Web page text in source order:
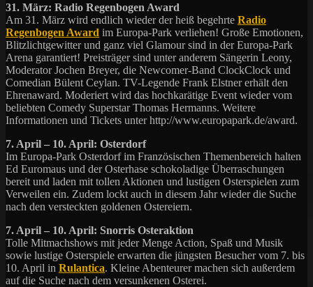
31. März: Radio Regenbogen Award
Am 31. März wird endlich wieder der heiß begehrte Radio
Regenbogen Award im Europa-Park verliehen! Große Emotionen,
Blitzlichtgewitter und ganz viel Glamour sind in der Europa-Park
Arena garantiert! Preisträger sind unter anderem Sängerin Leony,
Moderator Jochen Breyer, die Newcomer-Band ClockClock und
Comedian Bülent Ceylan. TV-Legende Frank Elstner erhält den
Ehrenaward. Moderiert wird das hochkarätige Event wieder vom
beliebten Comedy Superstar Thomas Hermanns. Weitere
Informationen und Tickets unter http://www.europapark.de/award.
7. April – 10. April: Osterdorf
Im Europa-Park Osterdorf im Französischen Themenbereich halten
Ed Euromaus und der Osterhase schokoladige Überraschungen
bereit und laden mit tollen Aktionen und lustigen Osterspielen zum
Verweilen ein. Zudem lockt auch in diesem Jahr wieder die Suche
nach den versteckten goldenen Ostereiern.
7. April – 10. April: Snorris Osteraktion
Tolle Mitmachshows mit jeder Menge Action, Spaß und Musik
sowie lustige Osterspiele erwarten die jüngsten Besucher vom 7. bis
10. April in Rulantica. Kleine Abenteurer machen sich außerdem
auf die Suche nach dem versunkenen Osterei.